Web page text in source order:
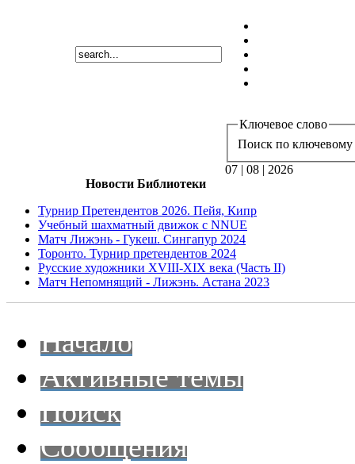
Ключевое слово
Поиск по ключевому
07 | 08 | 2026
Новости Библиотеки
Турнир Претендентов 2026. Пейя, Кипр
Учебный шахматный движок с NNUE
Матч Лижэнь - Гукеш. Сингапур 2024
Торонто. Турнир претендентов 2024
Русские художники XVIII-XIX века (Часть II)
Матч Непомнящий - Лижэнь. Астана 2023
Начало
Активные темы
Поиск
Сообщения